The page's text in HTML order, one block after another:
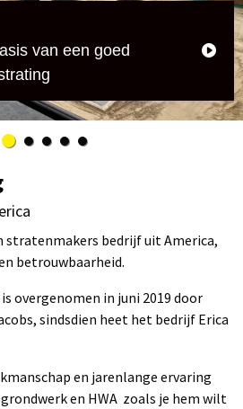
van een goed
stratenmakers bedrijf uit America,
betrouwbaarheid.
overgenomen in juni 2019 door
sindsdien heet het bedrijf Erica
en jarenlange ervaring
en HWA zoals je hem wilt